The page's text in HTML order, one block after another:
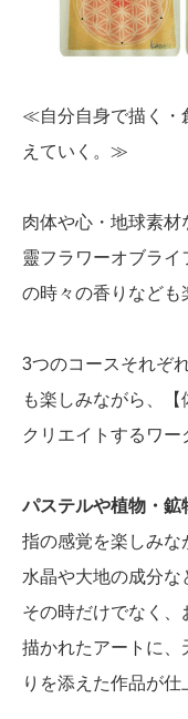
≪自分自身で描く・
えていく。≫
肉体や心・地球素
靈フラワーオブラ
の時々の香りなども
3つのコースそれぞ
も楽しみながら、
クリエイトするワ
パステルや植物・鉱
指の感覚を楽しみな
水晶や大地の成分な
その時だけでなく、
描かれたアートに、
りを添えた作品が仕